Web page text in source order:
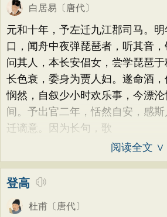
白居易 〔唐代〕
元和十年，予左迁九江郡司马。
口，闻舟中夜弹琵琶者，听其音，
问其人，本长安倡女，尝学琵琶
长色衰，委身为贾人妇。遂命酒
悯然，自叙少小时欢乐事，今漂
间。予出官二年，恬然自安，感
迁谪意。因为长句，歌
阅读全文 ∨
登高
杜甫 〔唐代〕